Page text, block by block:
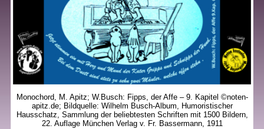
Monochord, M. Apitz; W.Busch: Fipps, der Affe – 9. Kapitel ©noten-
apitz.de; Bildquelle: Wilhelm Busch-Album, Humoristischer
Hausschatz, Sammlung der beliebtesten Schriften mit 1500 Bildern,
22. Auflage München Verlag v. Fr. Bassermann, 1911